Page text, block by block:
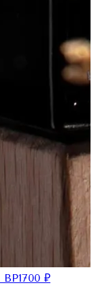
BP1700 ₽